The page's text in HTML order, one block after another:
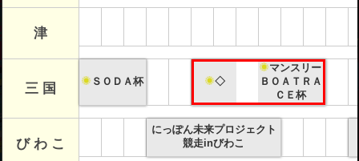
津
三 国 ＳＯＤＡ杯 ◇
マンスリー
ＢＯＡＴＲＡ
ＣＥ杯
び わ こ
にっぽん未来プロジェクト
競走inびわこ